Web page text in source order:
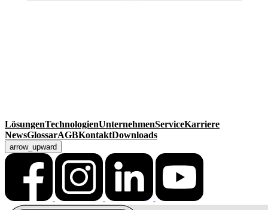
LösungenTechnologienUnternehmenServiceKarriere
NewsGlossarAGBKontaktDownloads
arrow_upward